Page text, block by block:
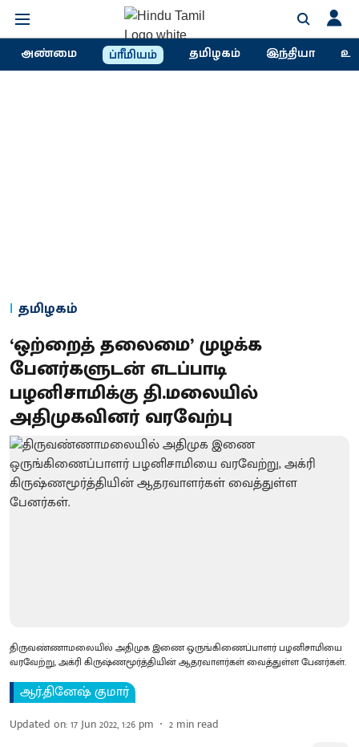
அண்மை ப்ரீமியம் தமிழகம் இந்தியா
தமிழகம்
‘ஒற்றைத் தலைமை’ முழக்க
பேனர்களுடன் எடப்பாடி
பழனிசாமிக்கு தி.மலையில்
அதிமுகவினர் வரவேற்பு
திருவண்ணாமலையில் அதிமுக இணை ஒருங்கிணைப்பாளர் பழனிசாமியை
வரவேற்று, அக்ரி கிருஷ்ணமூர்த்தியின் ஆதரவாளர்கள் வைத்துள்ள பேனர்கள்.
ஆர்.தினேஷ் குமார்
Updated on:17 Jun 2022, 1:26 pm 2 min read